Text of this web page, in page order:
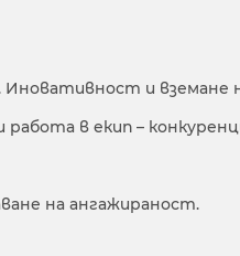
и вземане
в екип –
на ангажираност.